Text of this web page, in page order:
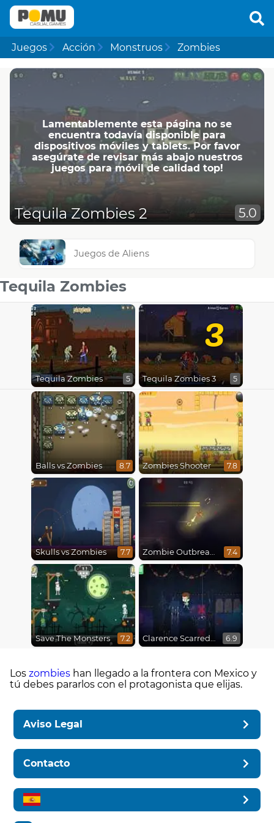
Juegos Acción Monstruos Zombies
Lamentablemente esta página no se
encuentra todavía disponible para
dispositivos móviles y tablets. Por favor
asegúrate de revisar más abajo nuestros
juegos para móvil de calidad top!
Tequila Zombies 2 5.0
Juegos de Aliens
Tequila Zombies
Tequila Zombies 5
3
Tequila Zombies 3 5
Balls vs Zombies 8.7 Zombies Shooter 7.8
Skulls vs Zombies 7.7 Zombie Outbreak Arena 7.4
Save The Monsters 7.2 Clarence Scarred Silly 6.9
Los zombies han llegado a la frontera con Mexico y
tú debes pararlos con el protagonista que elijas.
Aviso Legal
Contacto